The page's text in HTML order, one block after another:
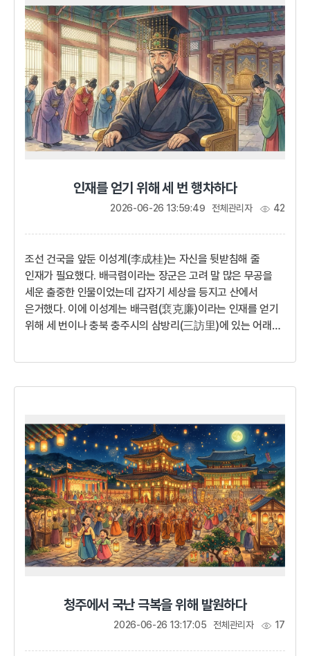
인재를 얻기 위해 세 번 행차하다
전체관리자 42
조선 건국을 앞둔 이성계(李成桂)는 자신을 뒷받침해 줄
인재가 필요했다. 배극렴이라는 장군은 고려 말 많은 무공을
세운 출중한 인물이었는데 갑자기 세상을 등지고 산에서
은거했다. 이에 이성계는 배극렴(裵克廉)이라는 인재를 얻기
위해 세 번이나 충북 충주시의 삼방리(三訪里)에 있는 어래산
공신으로서 조선 제1대 재상이 되었다.무릇 새는 나무를 가려
필요하오!개혁을 향한 첫걸음1388년(고려 우왕 14) 고려
장수 이성계는 요동 땅을 치기 위해 위화도(威化島)까지
진군했다. 하지...
2026-06-26 13:59:49
청주에서 국난 극복을 위해 발원하다
전체관리자 17
2026-06-26 13:17:05